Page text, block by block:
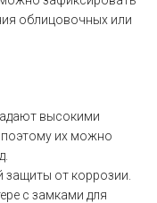
облицовочных или
высокими
их можно
от коррозии.
с замками для